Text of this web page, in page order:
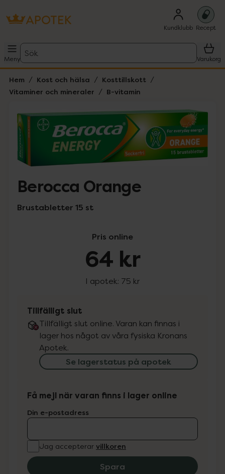
Kundklubb Recept
Meny
Sök
Varukorg
Hem Kost och hälsa
Kosttillskott
Vitaminer och mineraler
B-vitamin
Lista: . Innehåller 1 objekt.
Hoppa över Lista
Berocca Orange
Brustabletter 15 st
Pris online
64 kr
I apotek: 75 kr
Tillfälligt slut
Tillfälligt slut online. Varan kan finnas i
lager hos något av våra fysiska Kronans
Apotek.
Se lagerstatus på apotek
Få mejl när varan finns i lager online
Din e-postadress
Jag accepterar villkoren
Spara